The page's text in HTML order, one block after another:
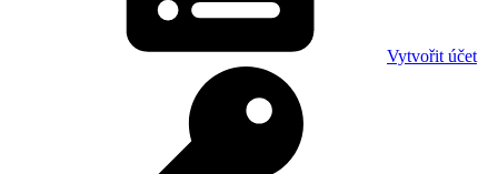
Vytvořit účet